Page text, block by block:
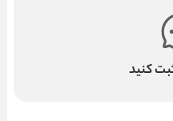
کنید